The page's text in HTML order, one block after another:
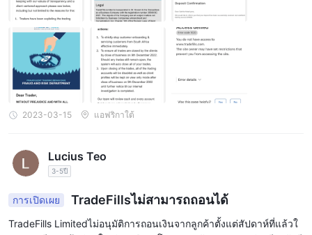
อาจมี เว็บไซต์ยังมีส่วนคำถามที่พบบ่อยซึ่งครอบคลุมหัวข้อต่างๆ
มากมาย รวมถึงการเปิดบัญชี การฝากและถอนเงิน และแพลตฟอร์ม
การซื้อขาย ทีมสนับสนุนลูกค้าพูดได้หลายภาษา ซึ่งช่วยให้นักเทรดจาก
ส่วนต่างๆ ของโลกสามารถสื่อสารกับทีมสนับสนุนได้อย่างง่ายดาย
โทรศัพท์: +44 7888 872335
อีเมล: support@ TradeFills .com
TradeFillsดูเหมือนว่าจะเข้าใจถึงความสำคัญของการให้ความรู้แก่
ลูกค้าเกี่ยวกับความซับซ้อนของการเทรดฟอเร็กซ์ พวกเขาเสนอแหล่ง
พัฒนาทักษะและความรู้ในการซื้อขายของพวกเขา แหล่งข้อมูลเหล่านี้
รวมถึงรายงานการวิเคราะห์ทางเทคนิครายวัน ซึ่งให้ข้อมูลเชิงลึกอันมี
2023-03-15 แอฟริกาใต้
Lucius Teo
3-5ปี
การเปิดเผย TradeFillsไม่สามารถถอนได้
TradeFills Limitedไม่อนุมัติการถอนเงินจากลูกค้าตั้งแต่สัปดาห์ที่แล้วใ